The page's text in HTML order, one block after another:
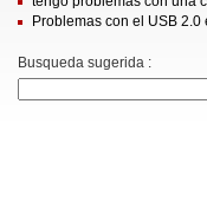
Problemas con el USB 2.0
Busqueda sugerida :